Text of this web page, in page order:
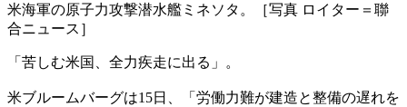
米海軍の原子力攻撃潜水艦ミネソタ。［写真 ロイター＝聯
合ニュース］
「苦しむ米国、全力疾走に出る」。
米ブルームバーグは15日、「労働力難が建造と整備の遅れを